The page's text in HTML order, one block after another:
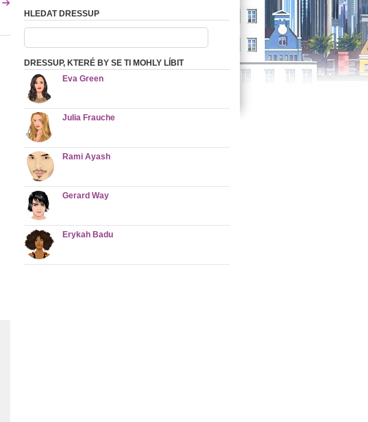
HLEDAT DRESSUP
DRESSUP, KTERÉ BY SE TI MOHLY LÍBIT
Eva Green
Julia Frauche
Rami Ayash
Gerard Way
Erykah Badu